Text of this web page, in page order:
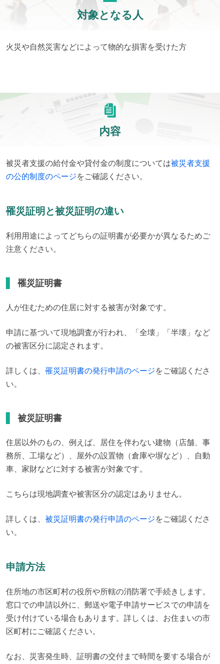
対象となる人
火災や自然災害などによって物的な損害を受けた方
内容
被災者支援の給付金や貸付金の制度については被災者支援
の公的制度のページをご確認ください。
罹災証明と被災証明の違い
利用用途によってどちらの証明書が必要かが異なるためご
注意ください。
罹災証明書
人が住むための住居に対する被害が対象です。
申請に基づいて現地調査が行われ、「全壊」「半壊」など
の被害区分に認定されます。
詳しくは、 罹災証明書の発行申請のページをご確認くださ
い。
被災証明書
住居以外のもの、例えば、居住を伴わない建物（店舗、事
務所、工場など）、屋外の設置物（倉庫や塀など）、自動
車、家財などに対する被害が対象です。
こちらは現地調査や被害区分の認定はありません。
詳しくは、 被災証明書の発行申請のページをご確認くださ
い。
申請方法
住所地の市区町村の役所や所轄の消防署で手続きします。
窓口での申請以外に、郵送や電子申請サービスでの申請を
受け付けている場合もあります。詳しくは、お住まいの市
区町村にご確認ください。
なお、災害発生時、証明書の交付まで時間を要する場合が